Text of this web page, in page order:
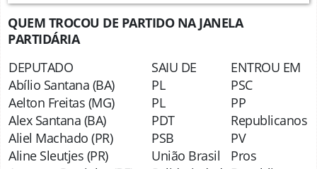
QUEM TROCOU DE PARTIDO NA JANELA
PARTIDÁRIA
DEPUTADO
SAIU DE
ENTROU EM
Abílio Santana (BA)
PL
PSC
Aelton Freitas (MG)
PL
PP
Alex Santana (BA)
PDT
Republicanos
Aliel Machado (PR)
PSB
PV
Aline Sleutjes (PR)
União Brasil
Pros